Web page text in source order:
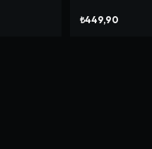
₺449,90